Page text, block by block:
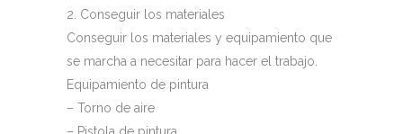
2. Conseguir los materiales
Conseguir los materiales y equipamiento que
se marcha a necesitar para hacer el trabajo.
Equipamiento de pintura
– Torno de aire